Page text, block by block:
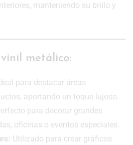
manteniendo su brillo y
metálico:
para destacar áreas
aportando un toque lujoso.
para decorar grandes
oficinas o eventos especiales.
Utilizado para crear gráficos